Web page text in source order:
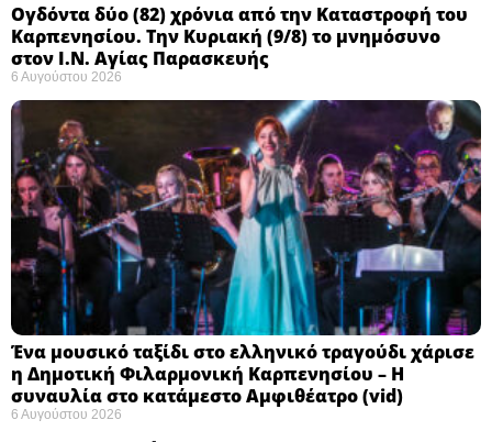
Ογδόντα δύο (82) χρόνια από την Καταστροφή του
Καρπενησίου. Την Κυριακή (9/8) το μνημόσυνο
στον Ι.Ν. Αγίας Παρασκευής
6 Αυγούστου 2026
Ένα μουσικό ταξίδι στο ελληνικό τραγούδι χάρισε
η Δημοτική Φιλαρμονική Καρπενησίου – Η
συναυλία στο κατάμεστο Αμφιθέατρο (vid)
6 Αυγούστου 2026